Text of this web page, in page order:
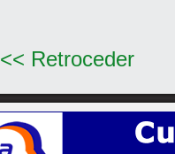
<< Retroceder